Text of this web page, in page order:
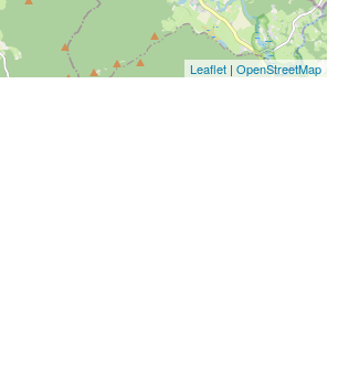
Leaflet | OpenStreetMap